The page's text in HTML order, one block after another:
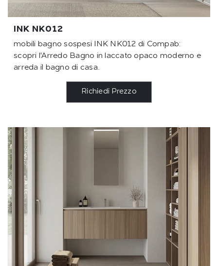
INK NK012
mobili bagno sospesi INK NK012 di Compab:
scopri l'Arredo Bagno in laccato opaco moderno e
arreda il bagno di casa.
Richiedi Prezzo